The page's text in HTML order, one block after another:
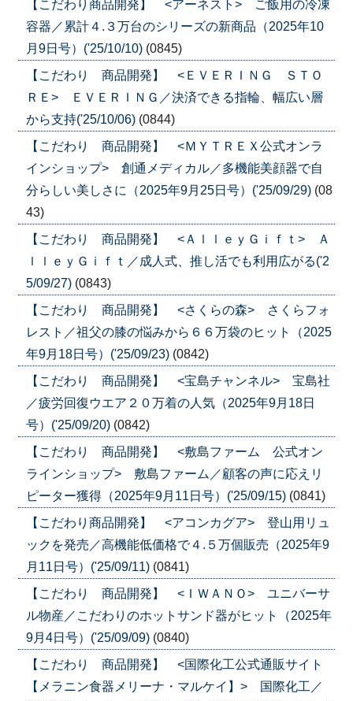
【こだわり商品開発】 <アーネスト> ご飯用の冷凍
容器／累計４.３万台のシリーズの新商品（2025年10
月9日号）('25/10/10) (0845)
【こだわり 商品開発】 <ＥＶＥＲＩＮＧ ＳＴＯ
ＲＥ> ＥＶＥＲＩＮＧ／決済できる指輪、幅広い層
から支持('25/10/06) (0844)
【こだわり 商品開発】 <ＭＹＴＲＥＸ公式オンラ
インショップ> 創通メディカル／多機能美顔器で自
分らしい美しさに（2025年9月25日号）('25/09/29) (08
43)
【こだわり 商品開発】 <ＡｌｌｅｙＧｉｆｔ> Ａ
ｌｌｅｙＧｉｆｔ／成人式、推し活でも利用広がる('2
5/09/27) (0843)
【こだわり 商品開発】 <さくらの森> さくらフォ
レスト／祖父の膝の悩みから６６万袋のヒット（2025
年9月18日号）('25/09/23) (0842)
【こだわり 商品開発】 <宝島チャンネル> 宝島社
／疲労回復ウエア２０万着の人気（2025年9月18日
号）('25/09/20) (0842)
【こだわり 商品開発】 <敷島ファーム 公式オン
ラインショップ> 敷島ファーム／顧客の声に応えリ
ピーター獲得（2025年9月11日号）('25/09/15) (0841)
【こだわり商品開発】 <アコンカグア> 登山用リュ
ックを発売／高機能低価格で４.５万個販売（2025年9
月11日号）('25/09/11) (0841)
【こだわり 商品開発】 <ＩＷＡＮＯ> ユニバーサ
ル物産／こだわりのホットサンド器がヒット（2025年
9月4日号）('25/09/09) (0840)
【こだわり 商品開発】 <国際化工公式通販サイト
【メラニン食器メリーナ・マルケイ】> 国際化工／